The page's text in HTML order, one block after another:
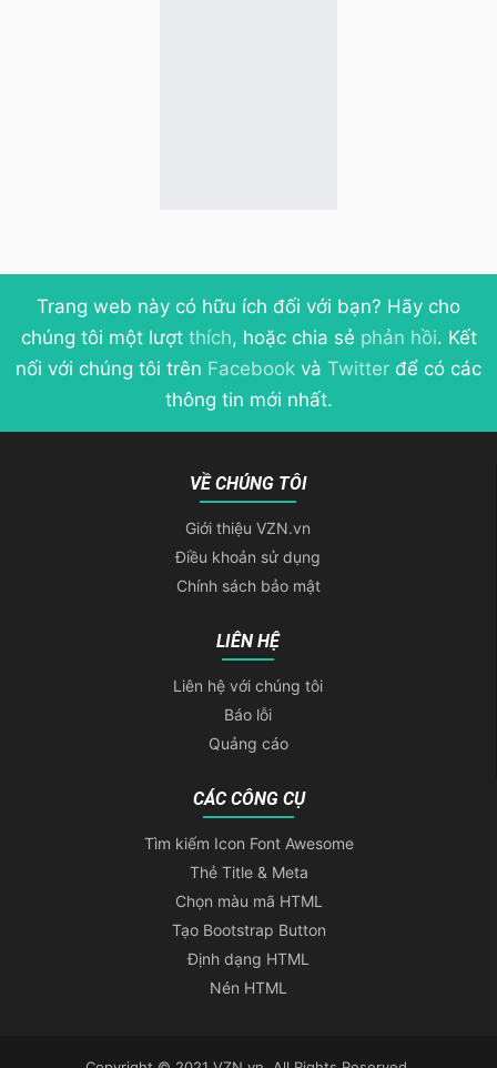
Trang web này có hữu ích đối với bạn? Hãy cho
chúng tôi một lượt thích, hoặc chia sẻ phản hồi. Kết
nối với chúng tôi trên Facebook và Twitter để có các
thông tin mới nhất.
VỀ CHÚNG TÔI
Giới thiệu VZN.vn
Điều khoản sử dụng
Chính sách bảo mật
LIÊN HỆ
Liên hệ với chúng tôi
Báo lỗi
Quảng cáo
CÁC CÔNG CỤ
Tìm kiếm Icon Font Awesome
Thẻ Title & Meta
Chọn màu mã HTML
Tạo Bootstrap Button
Định dạng HTML
Nén HTML